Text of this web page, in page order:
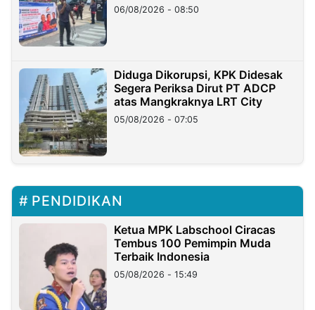
06/08/2026 - 08:50
Diduga Dikorupsi, KPK Didesak
Segera Periksa Dirut PT ADCP
atas Mangkraknya LRT City
05/08/2026 - 07:05
PENDIDIKAN
Ketua MPK Labschool Ciracas
Tembus 100 Pemimpin Muda
Terbaik Indonesia
05/08/2026 - 15:49